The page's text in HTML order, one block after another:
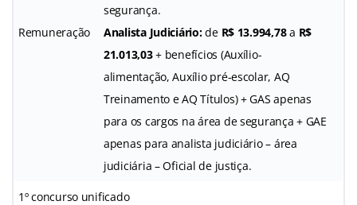
Remuneração
segurança.
Analista Judiciário:de R$ 13.994,78a R$
21.013,03+ benefícios (Auxílio-
alimentação, Auxílio pré-escolar, AQ
Treinamento e AQ Títulos) + GAS apenas
para os cargos na área de segurança + GAE
apenas para analista judiciário – área
judiciária – Oficial de justiça.
1º concurso unificado